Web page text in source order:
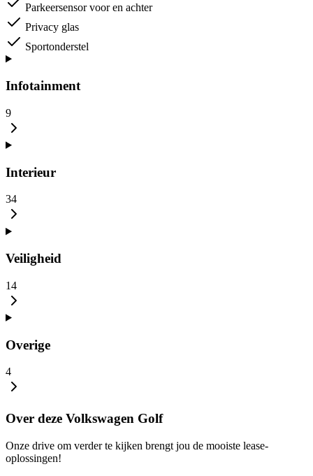
Parkeersensor voor en achter
Privacy glas
Sportonderstel
Infotainment
9
Interieur
34
Veiligheid
14
Overige
4
Over deze Volkswagen Golf
Onze drive om verder te kijken brengt jou de mooiste lease-
oplossingen!